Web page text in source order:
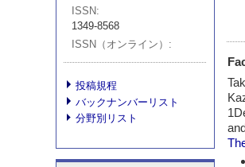
ISSN
1349-8568
ISSN（オンライン）
投稿規程
バックナンバーリスト
分野別リスト